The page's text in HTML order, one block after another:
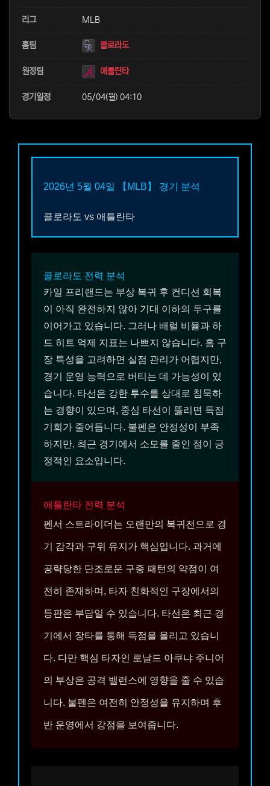
리그 MLB
홈팀 콜로라도
원정팀 애틀란타
경기일정 05/04(월) 04:10
2026년 5월 04일 【MLB】 경기 분석
콜로라도 vs 애틀란타
콜로라도 전력 분석
카일 프리랜드는 부상 복귀 후 컨디션 회복
이 아직 완전하지 않아 기대 이하의 투구를
이어가고 있습니다. 그러나 배럴 비율과 하
드 히트 억제 지표는 나쁘지 않습니다. 홈 구
장 특성을 고려하면 실점 관리가 어렵지만,
경기 운영 능력으로 버티는 데 가능성이 있
습니다. 타선은 강한 투수를 상대로 침묵하
는 경향이 있으며, 중심 타선이 뚫리면 득점
기회가 줄어듭니다. 불펜은 안정성이 부족
하지만, 최근 경기에서 소모를 줄인 점이 긍
정적인 요소입니다.
애틀란타 전력 분석
펜서 스트라이더는 오랜만의 복귀전으로 경
기 감각과 구위 유지가 핵심입니다. 과거에
공략당한 단조로운 구종 패턴의 약점이 여
전히 존재하며, 타자 친화적인 구장에서의
등판은 부담일 수 있습니다. 타선은 최근 경
기에서 장타를 통해 득점을 올리고 있습니
다. 다만 핵심 타자인 로날드 아쿠냐 주니어
의 부상은 공격 밸런스에 영향을 줄 수 있습
니다. 불펜은 여전히 안정성을 유지하며 후
반 운영에서 강점을 보여줍니다.